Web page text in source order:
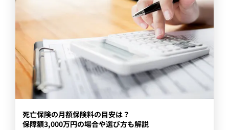
​死亡保険の月額保険料の目安は？
保障額3,000万円の場合や選び方も解説